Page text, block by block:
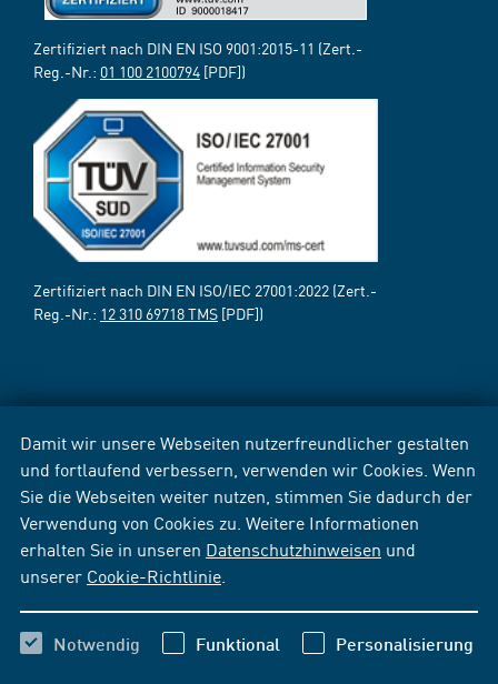
Damit wir unsere Webseiten nutzerfreundlicher gestalten
und fortlaufend verbessern, verwenden wir Cookies. Wenn
Sie die Webseiten weiter nutzen, stimmen Sie dadurch der
Verwendung von Cookies zu. Weitere Informationen
erhalten Sie in unseren Datenschutzhinweisen und
unserer Cookie-Richtlinie
Notwendig Funktional Personalisierung
Zertifiziert nach DIN EN ISO 9001:2015-11 (Zert.-
Reg.-Nr.: 01 100 2100794 [PDF])
Zertifiziert nach DIN EN ISO/IEC 27001:2022 (Zert.-
Reg.-Nr.: 12 310 69718 TMS [PDF])